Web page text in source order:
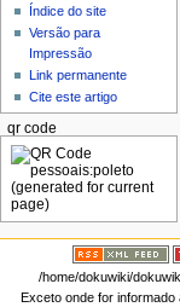
Índice do site
Versão para
Impressão
Link permanente
Cite este artigo
qr code
/home/dokuwiki/
Exceto onde for